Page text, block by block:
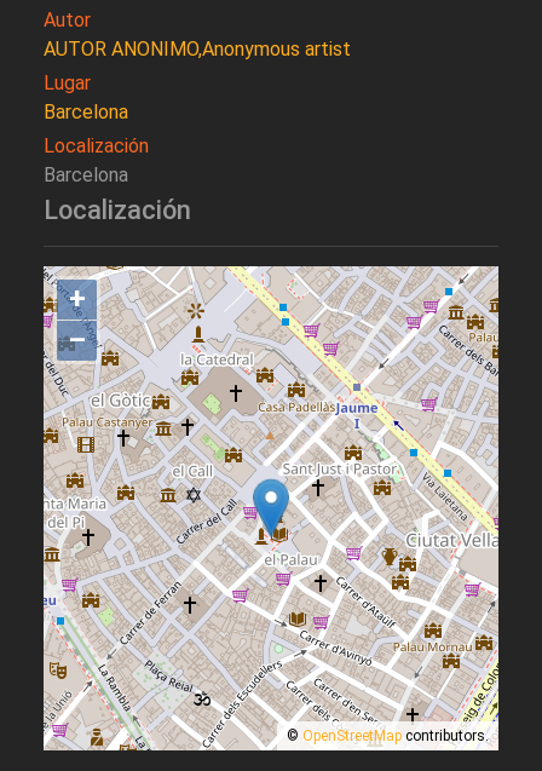
Autor
AUTOR ANONIMO,Anonymous artist
Lugar
Barcelona
Localización
Barcelona
Localización
+
–
© OpenStreetMap contributors.